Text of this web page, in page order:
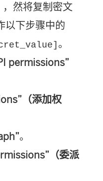
，然将复制密文
以下步骤中的
。
permissions”
（添加权
。
（委派